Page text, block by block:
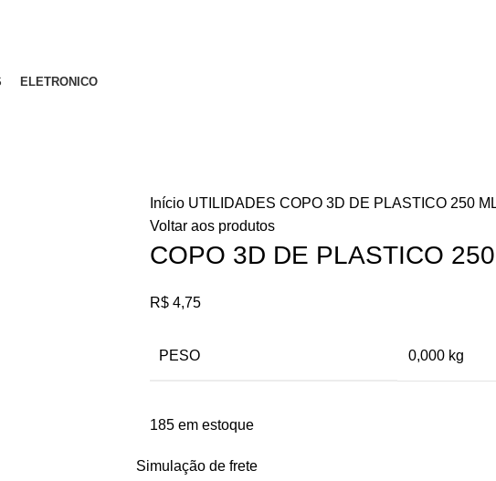
ELETRONICO
Início UTILIDADES COPO 3D DE PLASTICO 250
Voltar aos produtos
COPO 3D DE PLASTICO
R$ 4,75
PESO 0,000 kg
185 em estoque
Simulação de frete